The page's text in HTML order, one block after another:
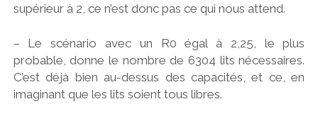
supérieur à 2, ce n’est donc pas ce qui nous attend.
– Le scénario avec un R0 égal à 2,25, le plus
probable, donne le nombre de 6304 lits nécessaires.
C’est déjà bien au-dessus des capacités, et ce, en
imaginant que les lits soient tous libres.